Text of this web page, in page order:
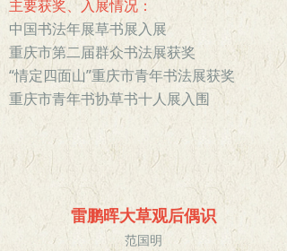
主要获奖、入展情况：
中国书法年展草书展入展
重庆市第二届群众书法展获奖
“情定四面山”重庆市青年书法展获奖
重庆市青年书协草书十人展入围
雷鹏晖大草观后偶识
范国明